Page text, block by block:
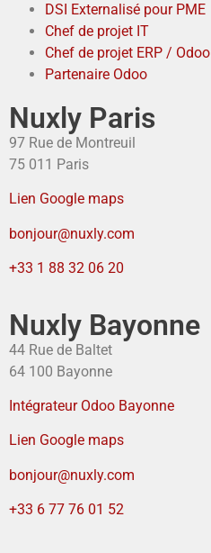
DSI Externalisé pour PME
Chef de projet IT
Chef de projet ERP / Odoo
Partenaire Odoo
Nuxly Paris
97 Rue de Montreuil
75 011 Paris
Lien Google maps
bonjour@nuxly.com
+33 1 88 32 06 20
Nuxly Bayonne
44 Rue de Baltet
64 100 Bayonne
Intégrateur Odoo Bayonne
Lien Google maps
bonjour@nuxly.com
+33 6 77 76 01 52